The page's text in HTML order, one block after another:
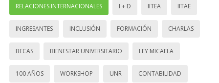
RELACIONES INTERNACIONALES I + D IITEA IITAE
INGRESANTES INCLUSIÓN FORMACIÓN CHARLAS
BECAS BIENESTAR UNIVERSITARIO LEY MICAELA
100 AÑOS WORKSHOP UNR CONTABILIDAD